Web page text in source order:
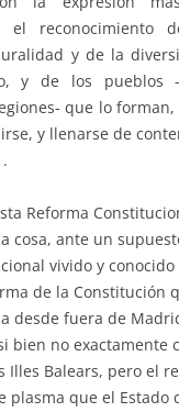
el reconocimiento
y de la
y de los pueblos -
que lo
y llenarse de
Reforma
cosa, ante un
vivido y
de la Constitución
desde fuera de
bien no exactamente
Illes Balears, pero el
plasma que el Estado